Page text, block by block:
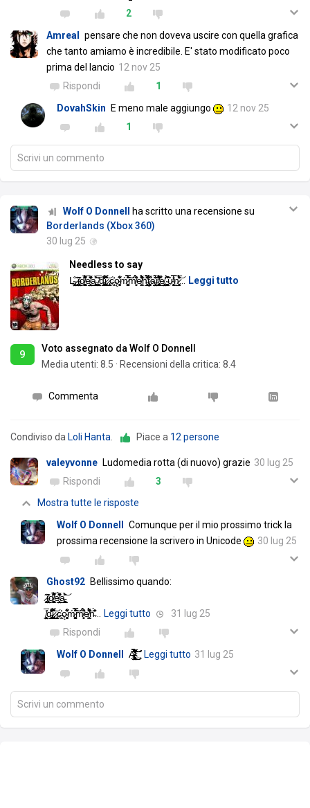
2
Amreal
pensare che non doveva uscire con quella grafica
che tanto amiamo è incredibile. E' stato modificato poco
prima del lancio 12 nov 25
Rispondi
1
DovahSkin
E meno male aggiungo
12 nov 25
1
Scrivi un commento
Wolf O Donnell
ha scritto una recensione su
Borderlands (Xbox 360)
30 lug 25
Needless to say
Ḷ̴̢̩̱̹͎͍̙̖̭̤̬͈͓͍̐ ̷̨̯̬̹͔̦̠͙̥̞̮̳͊͜͜i̴̧̨̡̱̲̼͕͉̤͖̝̺̥͂̔̎̎d̸̺̙̟͚͕̠̯̬̫̦̝̩̈́̽̅͐͌̌͋e̸̤̲̟͕̲̳̩̠̓͗͌̍͑͊̀̑̏͜a̵̝̹̭͚͚̲͇̣̜̠͐̉͊͝ͅ ̸̧̘̞͖̤̙͇͉̟̅̔͘d̵̢͇͍̘͚͓̯̲̜̺̙͋̓͌̒͜i̷̡̢̬̙̲͍̊͑̀͑̽̌̑͜͝ͅ ̷̢͉͙̇̀c̶͔̯̩̓ǫ̴̘̣̠͙̗̻͈̏͋͋̓ͅḿ̷͚̫̱̳͗́̿͛͛͒̍̑͝͝͠m̸͕͍̝̈́̀̽͒̄́͘e̸̛̫̠̪͎̓̽̐̈́̐̽̇̈́͌͂̏͘͝n̵̲̬͕͉̭͉͓͎̄͛̀̂͂̓́̅͌̕ţ̷̻͙͉̟̜͍̐̀̇͌͘a̶̝͇̮̲̼͎̤͙̳͕̪̥̜͉͛́̂͆̈́̅̂̕͝͝r̸̡̫͉̹͚͙͖͎̭̳̺̓̅̾̾͛̏͐̏̈́̕̚͜ė̸̡̧̛͈̤̘̺̝̹͉̪̠̯͜ ̴̧̨̜͚̜̠̮̠̬̻͎͐̎̃̀̎͒̚ừ̴̧͙̳͍̼̬̾̿̾̒̄̒͜ͅn̷̨̰͓̘̣̓̅̅̑͂͐̽̈́͐̄̉̆͝… Leggi tutto
9
Voto assegnato da Wolf O Donnell
Media utenti: 8.5 · Recensioni della critica: 8.4
Commenta
Condiviso da Loli Hanta. Piace a 12 persone
valeyvonne Ludomedia rotta (di nuovo) grazie 30 lug 25
Rispondi
3
Mostra tutte le risposte
Wolf O Donnell
Comunque per il mio prossimo trick la
prossima recensione la scrivero in Unicode
30 lug 25
Ghost92 Bellissimo quando:
̷̨̯̬̹͔̦̠͙̥̞̮̳͊͜͜i̴̧̨̡̱̲̼͕͉̤͖̝̺̥͂̔̎̎d̸̺̙̟͚͕̠̯̬̫̦̝̩̈́̽̅͐͌̌͋e̸̤̲̟͕̲̳̩̠̓͗͌̍͑͊̀̑̏͜a̵̝̹̭͚͚̲͇̣̜̠͐̉͊͝ͅ
̸̧̘̞͖̤̙͇͉̟̅̔͘d̵̢͇͍̘͚͓̯̲̜̺̙͋̓͌̒͜i̷̡̢̬̙̲͍̊͑̀͑̽̌̑͜͝ͅ ̷̢͉͙̇̀c̶͔̯̩̓ǫ̴̘̣̠͙̗̻͈̏͋͋̓ͅḿ̷͚̫̱̳͗́̿͛͛͒̍̑͝͝͠m̸͕͍̝̈́̀̽͒̄́͘e̸̛̫̠̪͎̓̽̐̈́̐̽̇̈́͌͂̏͘͝n̵̄͛̀̂͂̓… Leggi tutto
31 lug 25
Rispondi
Wolf O Donnell
A̵̴̴̵̸̸̶̴̵̶̸̷̢̨̡̢̢̡̡̢̧̨̛̛̛̰̪͓̱͙̙͚̟͍̦̪͉̭̱̙̥̥̜̬̝̦̥̝̼̣̯͍̱͚͉͔̮̰͍̟̼̱̦̝͍͈͇̻̜͙̲̜̩̫̞͇̭̣̬̞͔̳̱͍̯͎̙̦̳̲̮̘̭͉͓͚͉̱̜͖̝̤̣̟̯̪̜͙̪̻͈̤̭̦̪͖̾́̇̑͑͌̑̑͂̑͒̾͋̊͋̋̀͊̈̎̎͒͋̈͂́́̽́̀̒̉̎̾̇͌̄̋̈́͋́̏̄͗͂̀̈̓͊̈́̄̌̀̍͑̃̅̋̂̾̏̃̆̅̀͌̊̈́̔͐́͛͊̀͒̉̇̈̌̈̐̀͌̆̋́̏́̀̈̓̍̾̌̀͛̌̑̅̓̔͗̃͐̌̀̊̒͊͘̕̚̚͘͘͘͜͜͜͜͠͝͝͠͝͠͝͝͝͝ͅͅͅ… Leggi tutto 31 lug 25
Scrivi un commento